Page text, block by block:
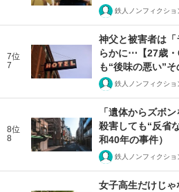
鉄人ノンフィクショ
7位
7
神父と被害者は
らかに⋯【27歳
も“後味の悪い”そ
鉄人ノンフィクショ
8位
8
「遺体からズボ
殺害しても“反省
和40年の事件）
鉄人ノンフィクショ
女子高生だけじ